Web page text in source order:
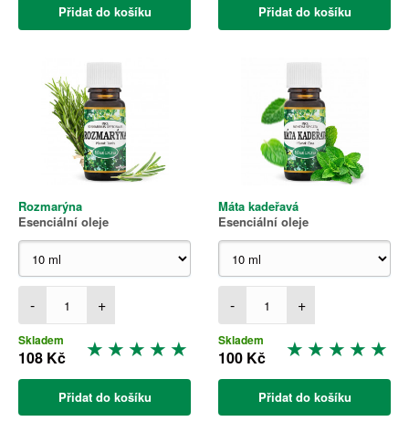
Přidat do košíku Přidat do košíku
Rozmarýna
Esenciální oleje
- +
Skladem
108 Kč
Přidat do košíku
Máta kadeřavá
Esenciální oleje
- +
Skladem
100 Kč
Přidat do košíku